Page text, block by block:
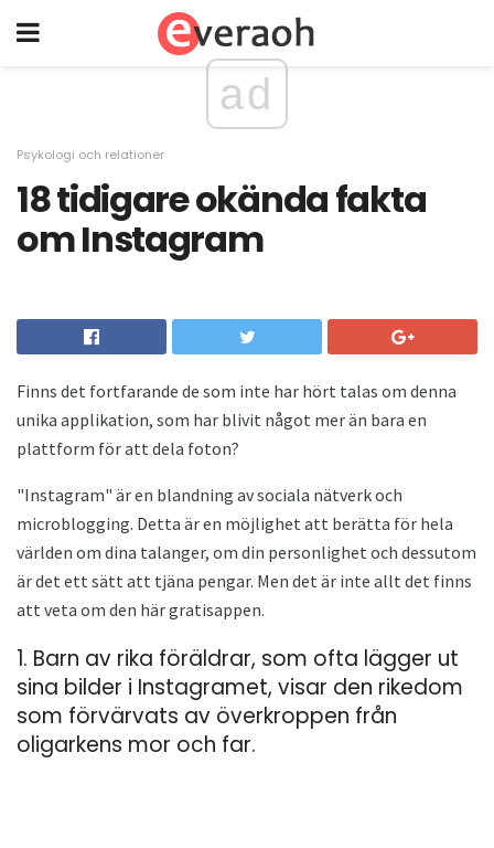
ad
Psykologi och relationer
18 tidigare okända fakta
om Instagram
Finns det fortfarande de som inte har hört talas om denna
unika applikation, som har blivit något mer än bara en
plattform för att dela foton?
"Instagram" är en blandning av sociala nätverk och
microblogging. Detta är en möjlighet att berätta för hela
världen om dina talanger, om din personlighet och dessutom
är det ett sätt att tjäna pengar. Men det är inte allt det finns
att veta om den här gratisappen.
1. Barn av rika föräldrar, som ofta lägger ut
sina bilder i Instagramet, visar den rikedom
som förvärvats av överkroppen från
oligarkens mor och far.